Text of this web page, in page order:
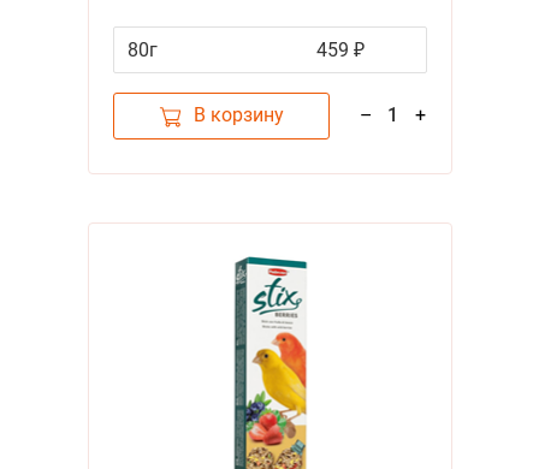
80г
459 ₽
В корзину – 1 +